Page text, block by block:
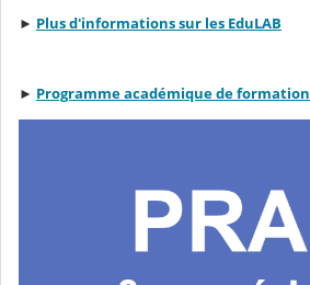
► Plus d'informations sur les EduLAB
► Programme académique de formation